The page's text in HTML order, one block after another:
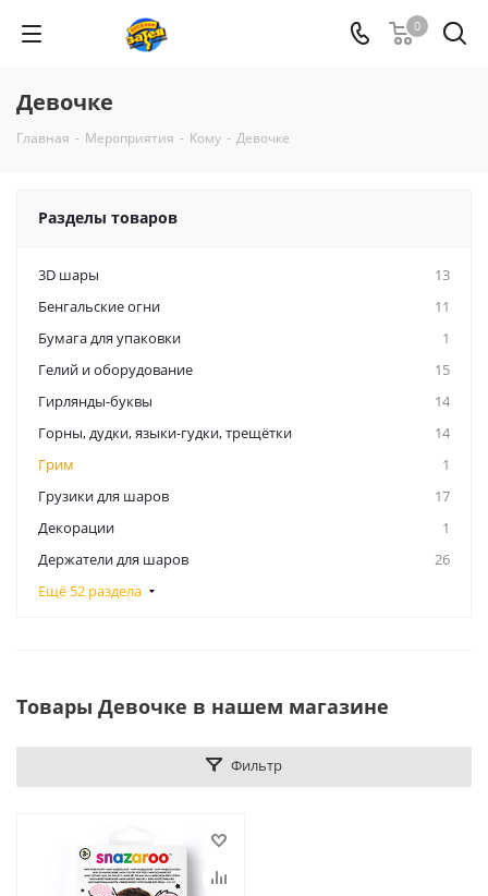
0
Девочке
Главная - Мероприятия - Кому - Девочке
Разделы товаров
3D шары
13
Бенгальские огни
11
Бумага для упаковки
1
Гелий и оборудование
15
Гирлянды-буквы
14
Горны, дудки, языки-гудки, трещётки
14
Грим
1
Грузики для шаров
17
Декорации
1
Держатели для шаров
26
Ещё 52 раздела
Товары Девочке в нашем магазине
Фильтр